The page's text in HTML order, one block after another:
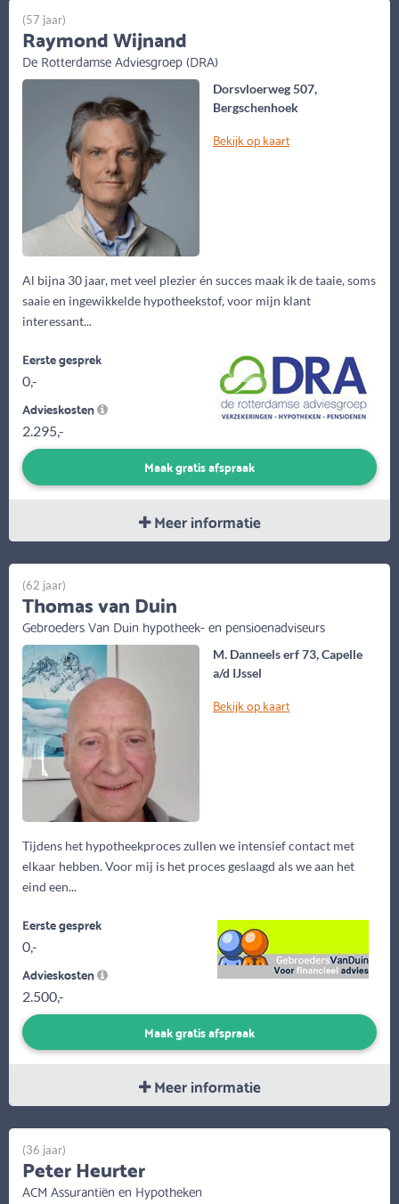
Dorsvloerweg 507,
Bergschenhoek
Bekijk op kaart
Al bijna 30 jaar, met veel plezier én succes maak ik de taaie, soms
saaie en ingewikkelde hypotheekstof, voor mijn klant
interessant...
(57 jaar)
Raymond Wijnand
De Rotterdamse Adviesgroep (DRA)
Eerste gesprek
0,-
Advieskosten
2.295,-
Maak gratis afspraak
Meer informatie
M. Danneels erf 73, Capelle
a/d IJssel
Bekijk op kaart
Tijdens het hypotheekproces zullen we intensief contact met
elkaar hebben. Voor mij is het proces geslaagd als we aan het
eind een...
(62 jaar)
Thomas van Duin
Gebroeders Van Duin hypotheek- en pensioenadviseurs
Eerste gesprek
0,-
Advieskosten
2.500,-
Maak gratis afspraak
Meer informatie
(36 jaar)
Peter Heurter
ACM Assurantiën en Hypotheken